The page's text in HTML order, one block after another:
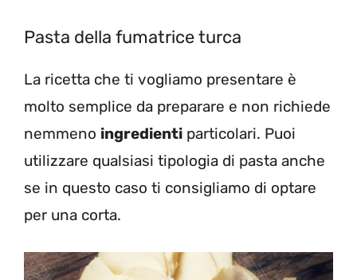
Pasta della fumatrice turca
La ricetta che ti vogliamo presentare è
molto semplice da preparare e non richiede
nemmeno ingredienti particolari. Puoi
utilizzare qualsiasi tipologia di pasta anche
se in questo caso ti consigliamo di optare
per una corta.